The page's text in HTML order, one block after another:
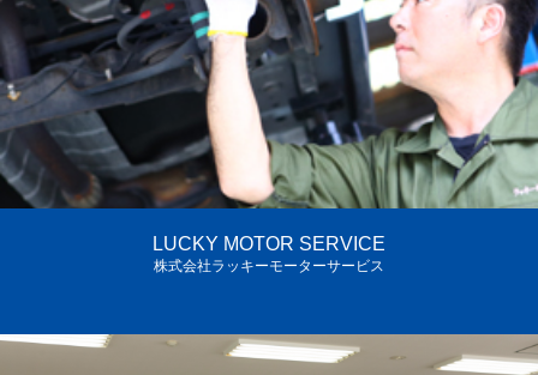
LUCKY MOTOR SERVICE
株式会社ラッキーモーターサービス
車検たのむなら。